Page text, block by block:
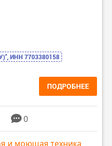
ИНН 7703380158
ПОДРОБНЕЕ
0
и моющая техника